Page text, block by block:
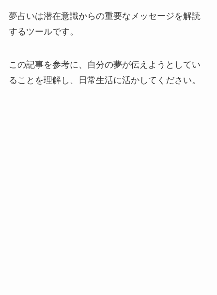
夢占いは潜在意識からの重要なメッセージを解読
するツールです。
この記事を参考に、自分の夢が伝えようとしてい
ることを理解し、日常生活に活かしてください。